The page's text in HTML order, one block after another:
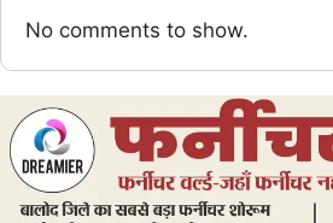
No comments to show.